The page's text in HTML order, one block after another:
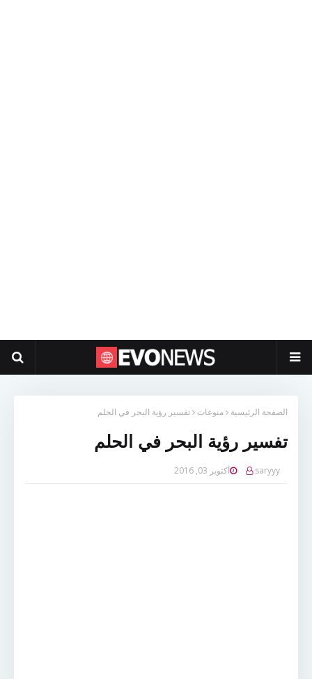
الصفحة الرئيسية منوعات تفسير رؤية البحر في الحلم
تفسير رؤية البحر في الحلم
saryyy أكتوبر 03, 2016